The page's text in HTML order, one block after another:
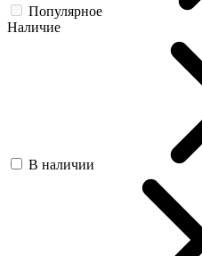
Популярное
Наличие
В наличии